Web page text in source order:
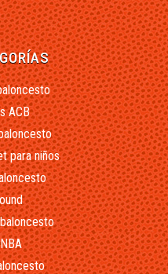
ACB
para niños